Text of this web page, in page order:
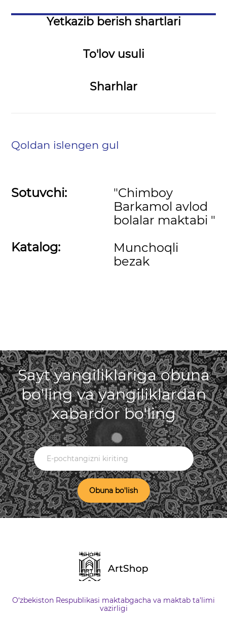
Yetkazib berish shartlari
To'lov usuli
Sharhlar
Qoldan islengen gul
Sotuvchi:
Katalog:
"Chimboy
Barkamol avlod
bolalar maktabi "
Munchoqli
bezak
Sayt yangiliklariga obuna
bo'ling va yangiliklardan
xabardor bo'ling
Obuna bo'lish
O‘zbekiston Respublikasi maktabgacha va maktab ta'limi
vazirligi